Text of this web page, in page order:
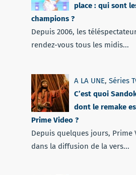
place : qui sont
champions ?
Depuis 2006, les
rendez-vous tous les midis...
A LA UNE, Séries
C’est quoi
dont le remake
Prime Video ?
Depuis quelques jours, Prime
dans la diffusion de la vers...